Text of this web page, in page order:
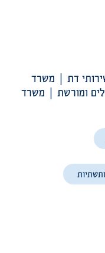
דת | משרד
ומורשת | משרד